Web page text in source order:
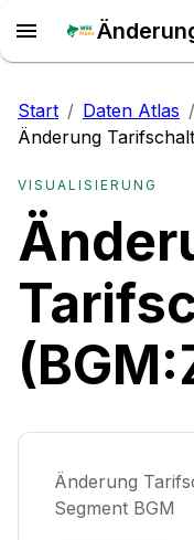
Start / Daten Atlas /
Änderung
VISUALISIERUNG
Änderung
Segment BGM